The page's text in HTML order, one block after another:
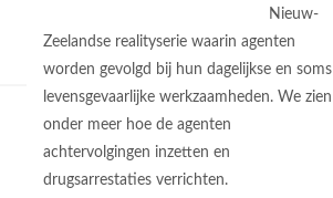
Nieuw-
Zeelandse realityserie waarin agenten
worden gevolgd bij hun dagelijkse en soms
levensgevaarlijke werkzaamheden. We zien
onder meer hoe de agenten
achtervolgingen inzetten en
drugsarrestaties verrichten.